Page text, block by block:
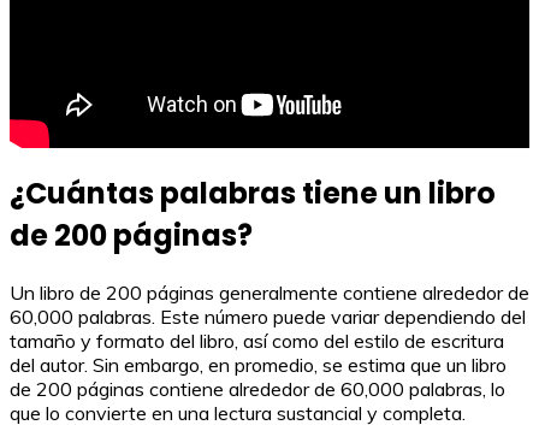
¿Cuántas palabras tiene un libro
de 200 páginas?
Un libro de 200 páginas generalmente contiene alrededor de
60,000 palabras. Este número puede variar dependiendo del
tamaño y formato del libro, así como del estilo de escritura
del autor. Sin embargo, en promedio, se estima que un libro
de 200 páginas contiene alrededor de 60,000 palabras, lo
que lo convierte en una lectura sustancial y completa.